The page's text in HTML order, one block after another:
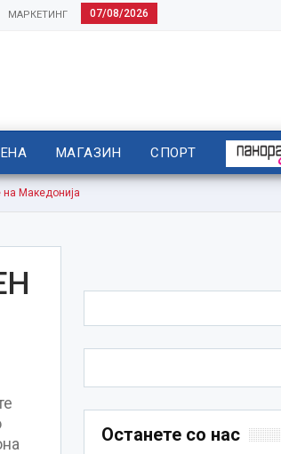
07/08/2026
МАРКЕТИНГ
МАГАЗИН СПОРТ
Македонија
Останете со нас